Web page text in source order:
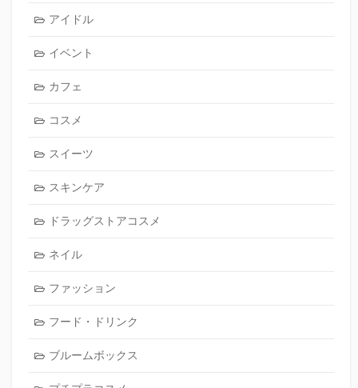
アイドル
イベント
カフェ
コスメ
スイーツ
スキンケア
ドラッグストアコスメ
ネイル
ファッション
フード・ドリンク
ブルームボックス